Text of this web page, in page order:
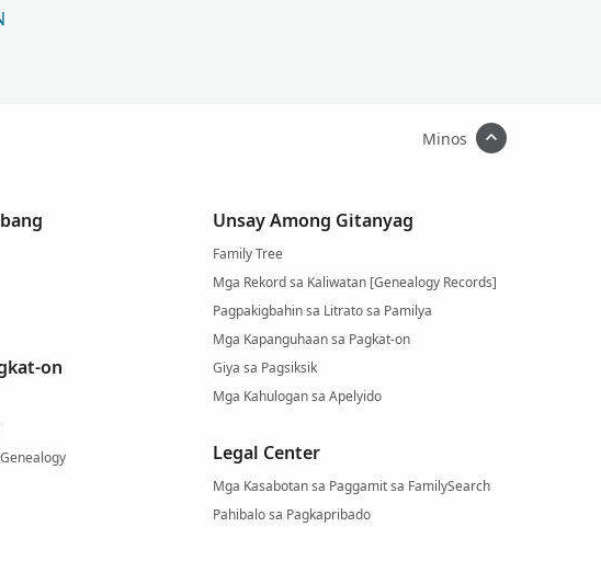
Minos
on
Unsay Among Gitanyag
Family Tree
Mga Rekord sa Kaliwatan [Genealogy Records]
Pagpakigbahin sa Litrato sa Pamilya
Mga Kapanguhaan sa Pagkat-on
Giya sa Pagsiksik
Mga Kahulogan sa Apelyido
Legal Center
Mga Kasabotan sa Paggamit sa FamilySearch
Pahibalo sa Pagkapribado